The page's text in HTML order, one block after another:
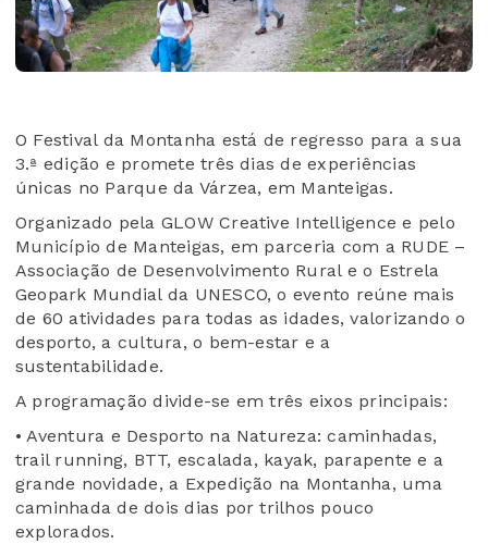
O Festival da Montanha está de regresso para a sua
3.ª edição e promete três dias de experiências
únicas no Parque da Várzea, em Manteigas.
Organizado pela GLOW Creative Intelligence e pelo
Município de Manteigas, em parceria com a RUDE –
Associação de Desenvolvimento Rural e o Estrela
Geopark Mundial da UNESCO, o evento reúne mais
de 60 atividades para todas as idades, valorizando o
desporto, a cultura, o bem-estar e a
sustentabilidade.
A programação divide-se em três eixos principais:
• Aventura e Desporto na Natureza: caminhadas,
trail running, BTT, escalada, kayak, parapente e a
grande novidade, a Expedição na Montanha, uma
caminhada de dois dias por trilhos pouco
explorados.